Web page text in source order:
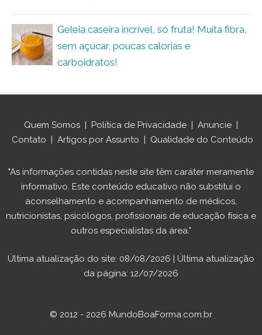
Geleia caseira incrível, só fruta! Muita fibra,
sem açúcar, poucas calorias e
carboidratos!
Quem Somos Política de Privacidade Anuncie
Contato
Artigos por Assunto Qualidade do Conteúdo
"As informações contidas neste site têm caráter meramente
informativo. Este conteúdo educativo não substitui o
aconselhamento e acompanhamento de médicos,
nutricionistas, psicólogos, profissionais de educação física e
outros especialistas da área."
Última atualização do site: 08/08/2026 | Última atualização
da página: 12/07/2026
© 2012 - 2026 MundoBoaForma.com.br